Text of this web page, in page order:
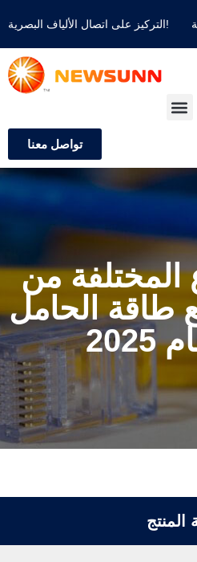
التركيز على اتصال الألياف البصرية!
تواصل معنا
المختلفة من
طاقة الحامل
المنتج